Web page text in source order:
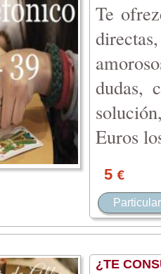
Te
dudas,
Euros
5 €
Particular
¿TE